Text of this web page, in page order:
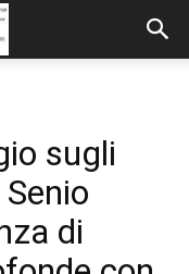
sugli
di